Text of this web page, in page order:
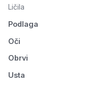
Ličila
Podlaga
Oči
Obrvi
Usta